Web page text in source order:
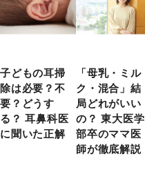
子どもの耳掃
除は必要？不
要？どうす
る？ 耳鼻科医
に聞いた正解
「母乳・ミル
ク・混合」結
局どれがいい
の？ 東大医学
部卒のママ医
師が徹底解説